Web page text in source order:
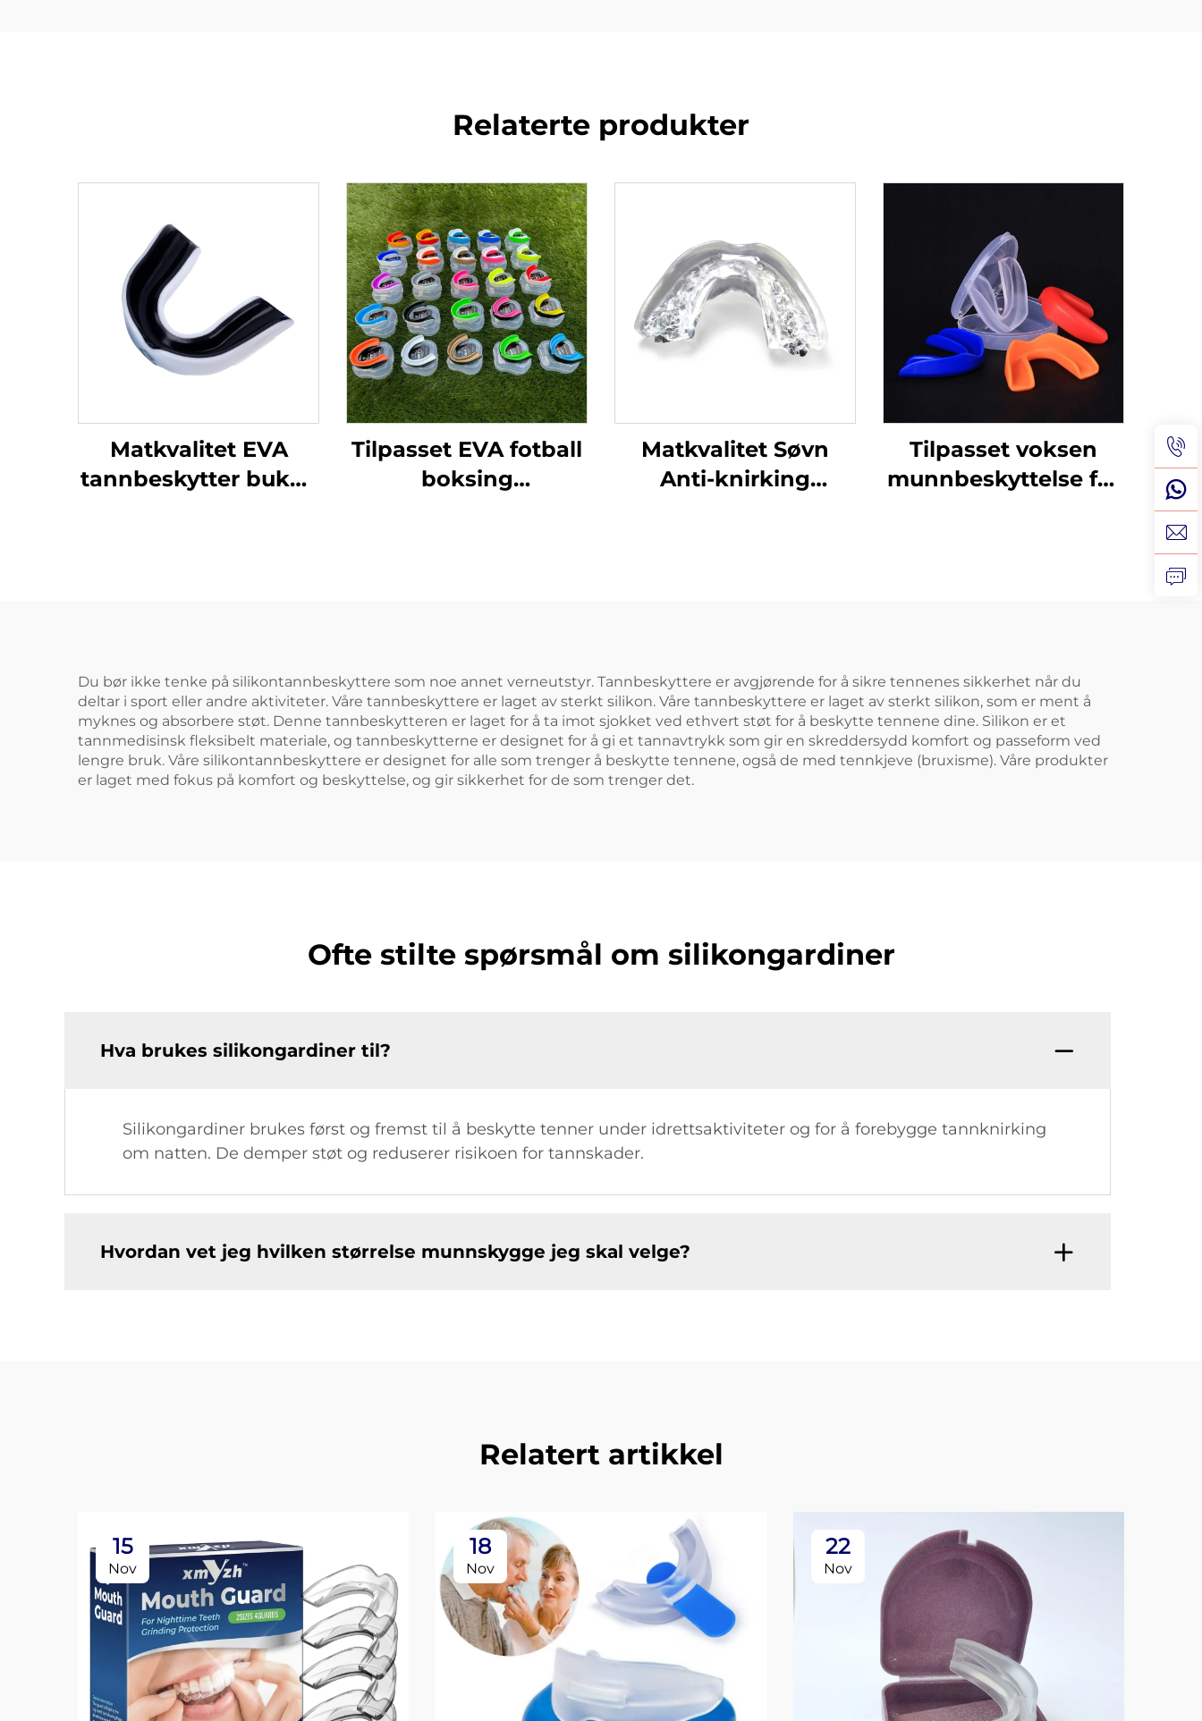
Relaterte produkter
Matkvalitet EVA
tannbeskytter bukke
Tilpasset EVA fotball
boksing
Matkvalitet Søvn
Anti-knirking
Tilpasset voksen
munnbeskyttelse for
Du bør ikke tenke på silikontannbeskyttere som noe annet verneutstyr. Tannbeskyttere er avgjørende for å sikre tennenes sikkerhet når du
deltar i sport eller andre aktiviteter. Våre tannbeskyttere er laget av sterkt silikon. Våre tannbeskyttere er laget av sterkt silikon, som er ment å
myknes og absorbere støt. Denne tannbeskytteren er laget for å ta imot sjokket ved ethvert støt for å beskytte tennene dine. Silikon er et
tannmedisinsk fleksibelt materiale, og tannbeskytterne er designet for å gi et tannavtrykk som gir en skreddersydd komfort og passeform ved
lengre bruk. Våre silikontannbeskyttere er designet for alle som trenger å beskytte tennene, også de med tennkjeve (bruxisme). Våre produkter
er laget med fokus på komfort og beskyttelse, og gir sikkerhet for de som trenger det.
Ofte stilte spørsmål om silikongardiner
Hva brukes silikongardiner til?
Silikongardiner brukes først og fremst til å beskytte tenner under idrettsaktiviteter og for å forebygge tannknirking
om natten. De demper støt og reduserer risikoen for tannskader.
Hvordan vet jeg hvilken størrelse munnskygge jeg skal velge?
Relatert artikkel
15
Nov
18
Nov
22
Nov